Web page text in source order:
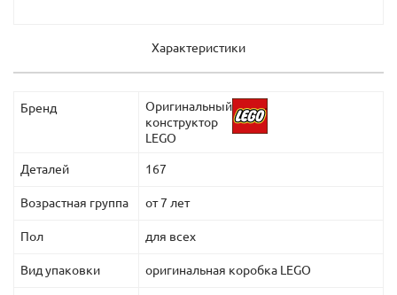
Характеристики
Бренд
Оригинальный
конструктор
LEGO
Деталей 167
Возрастная группа от 7 лет
Пол для всех
Вид упаковки оригинальная коробка LEGO